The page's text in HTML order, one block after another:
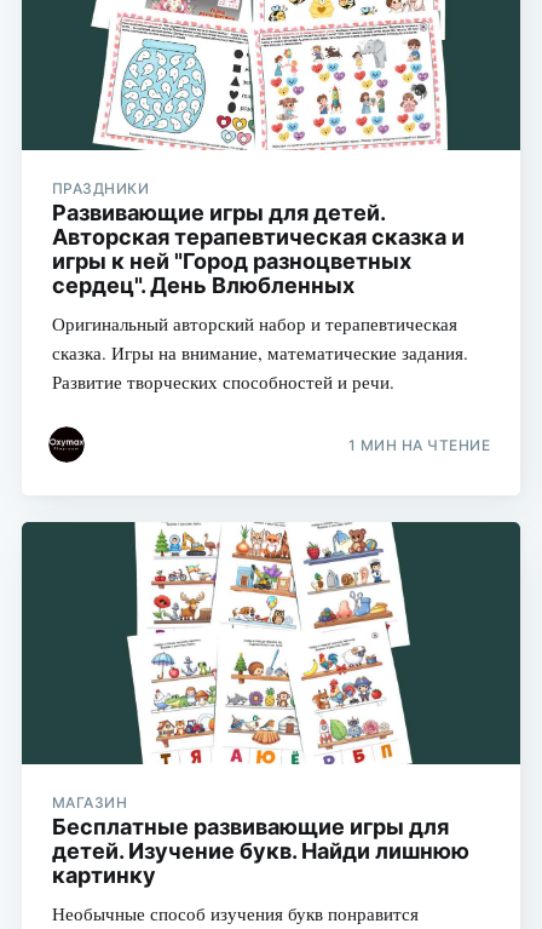
ПРАЗДНИКИ
Развивающие игры для детей.
Авторская терапевтическая сказка и
игры к ней "Город разноцветных
сердец". День Влюбленных
Оригинальный авторский набор и терапевтическая
сказка. Игры на внимание, математические задания.
Развитие творческих способностей и речи.
1 МИН НА ЧТЕНИЕ
МАГАЗИН
Бесплатные развивающие игры для
детей. Изучение букв. Найди лишнюю
картинку
Необычные способ изучения букв понравится